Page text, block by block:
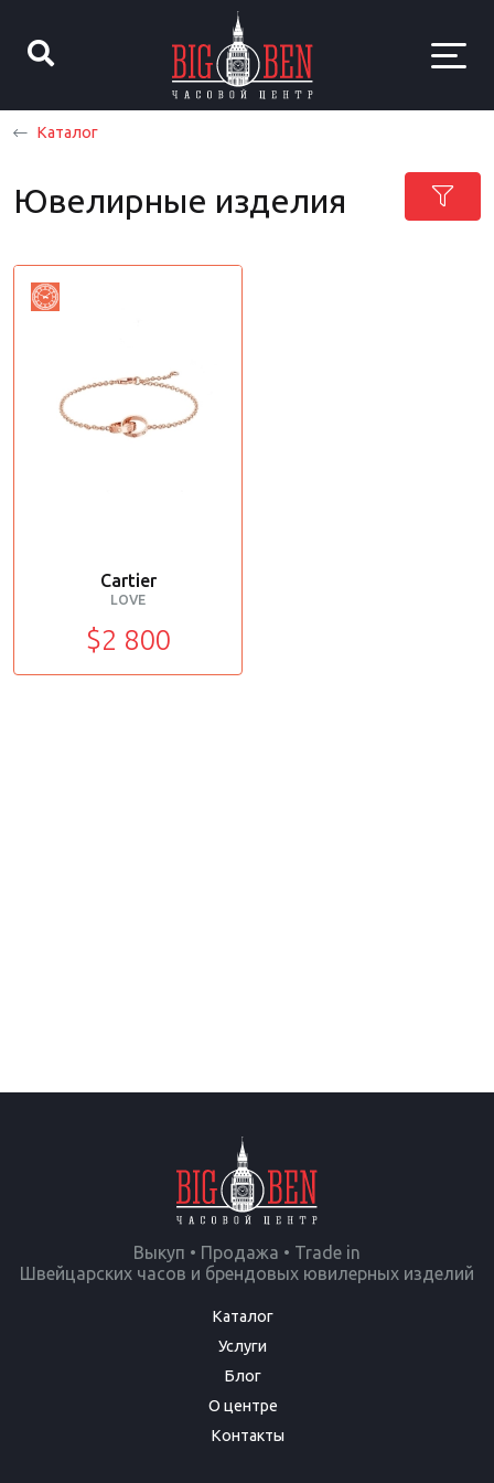
Каталог
Ювелирные изделия
Cartier
LOVE
$2 800
Выкуп • Продажа • Trade in
Швейцарских часов и брендовых ювилерных изделий
Каталог
Услуги
Блог
О центре
Контакты